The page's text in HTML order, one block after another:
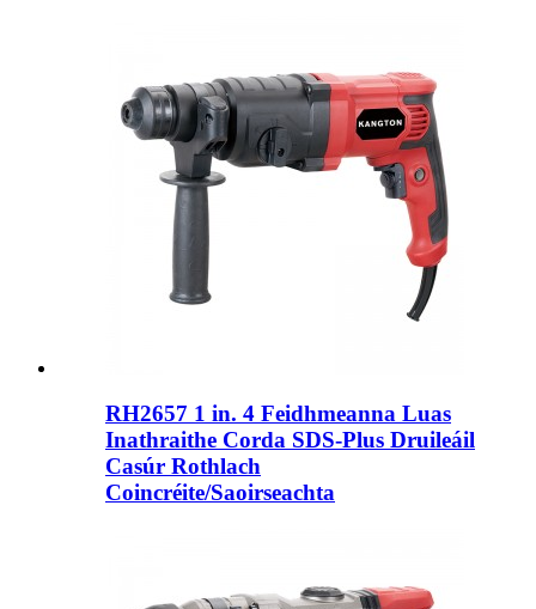
RH2657 1 in. 4 Feidhmeanna Luas
Inathraithe Corda SDS-Plus Druileáil
Casúr Rothlach
Coincréite/Saoirseachta